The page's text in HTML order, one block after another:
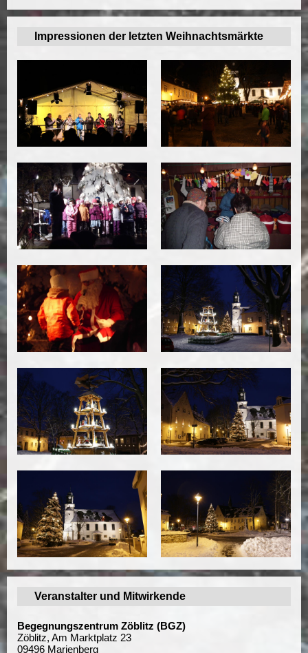
Impressionen der letzten Weihnachtsmärkte
Veranstalter und Mitwirkende
Begegnungszentrum Zöblitz (BGZ)
Zöblitz, Am Marktplatz 23
09496 Marienberg